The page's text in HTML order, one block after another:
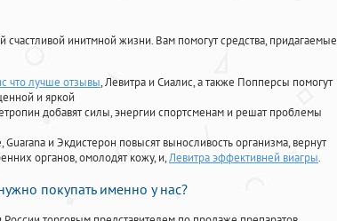
инитмной жизни. Вам помогут средства, придагаемые
что лучше отзывы, Левитра и Сиалис, а также Попперсы помогут
и яркой
добавят силы, энергии спортсменам и решат проблемы
и Экдистерон повысят выносливость организма, вернут
органов, омолодят кожу, и,Левитра эффективней виагры.
покупать именно у нас?